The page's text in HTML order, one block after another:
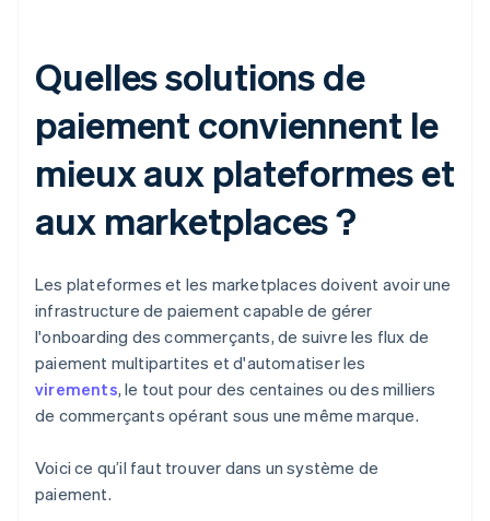
Quelles solutions de
paiement conviennent le
mieux aux plateformes et
aux marketplaces ?
Les plateformes et les marketplaces doivent avoir une
infrastructure de paiement capable de gérer
l'onboarding des commerçants, de suivre les flux de
paiement multipartites et d'automatiser les
virements, le tout pour des centaines ou des milliers
de commerçants opérant sous une même marque.
Voici ce qu’il faut trouver dans un système de
paiement.